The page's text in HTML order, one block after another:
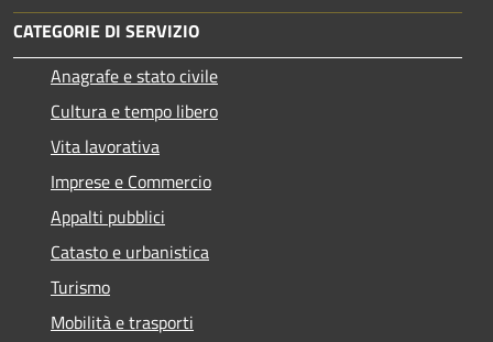
CATEGORIE DI SERVIZIO
Anagrafe e stato civile
Cultura e tempo libero
Vita lavorativa
Imprese e Commercio
Appalti pubblici
Catasto e urbanistica
Turismo
Mobilità e trasporti